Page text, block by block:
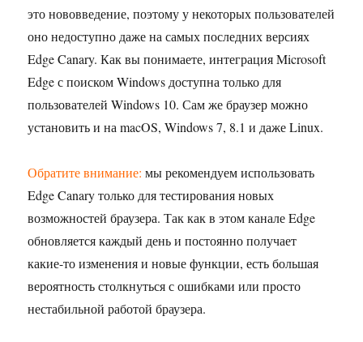
это нововведение, поэтому у некоторых пользователей
оно недоступно даже на самых последних версиях
Edge Canary. Как вы понимаете, интеграция Microsoft
Edge с поиском Windows доступна только для
пользователей Windows 10. Сам же браузер можно
установить и на macOS, Windows 7, 8.1 и даже Linux.
Обратите внимание: мы рекомендуем использовать
Edge Canary только для тестирования новых
возможностей браузера. Так как в этом канале Edge
обновляется каждый день и постоянно получает
какие-то изменения и новые функции, есть большая
вероятность столкнуться с ошибками или просто
нестабильной работой браузера.